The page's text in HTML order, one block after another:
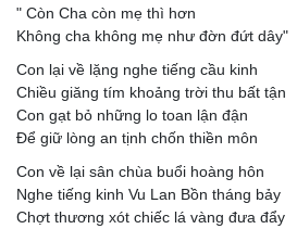
" Còn Cha còn mẹ thì hơn
Không cha không mẹ như đờn đứt dây"
Con lại về lặng nghe tiếng cầu kinh
Chiều giăng tím khoảng trời thu bất tận
Con gạt bỏ những lo toan lận đận
Để giữ lòng an tịnh chốn thiền môn
Con về lại sân chùa buổi hoàng hôn
Nghe tiếng kinh Vu Lan Bồn tháng bảy
Chợt thương xót chiếc lá vàng đưa đẩy